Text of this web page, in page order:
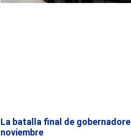
La batalla final de
noviembre